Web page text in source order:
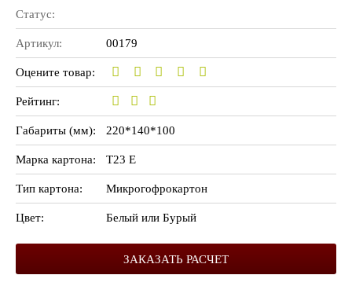
Статус:
Артикул: 00179
Оцените товар:
Рейтинг:
Габариты (мм): 220*140*100
Марка картона: Т23 Е
Тип картона: Микрогофрокартон
Цвет: Белый или Бурый
ЗАКАЗАТЬ РАСЧЕТ